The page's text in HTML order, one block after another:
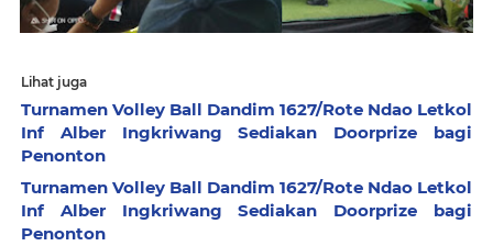
Lihat juga
Turnamen Volley Ball Dandim 1627/Rote Ndao Letkol
Inf Alber Ingkriwang Sediakan Doorprize bagi
Penonton
Turnamen Volley Ball Dandim 1627/Rote Ndao Letkol
Inf Alber Ingkriwang Sediakan Doorprize bagi
Penonton